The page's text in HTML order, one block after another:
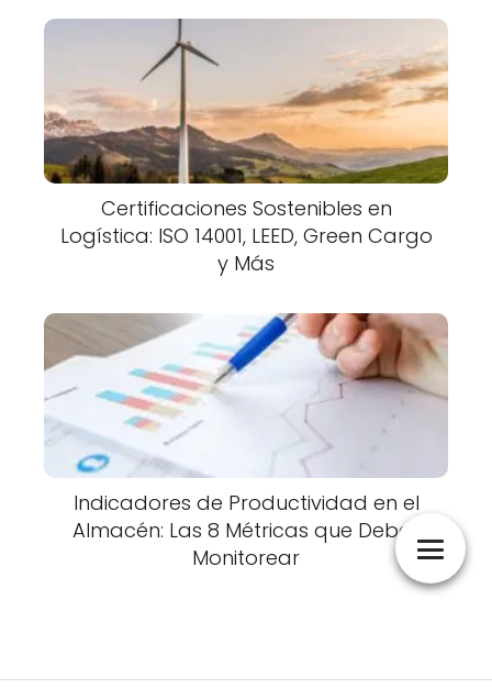
Certificaciones Sostenibles en
Logística: ISO 14001, LEED, Green Cargo
y Más
Indicadores de Productividad en el
Almacén: Las 8 Métricas que Debes
Monitorear